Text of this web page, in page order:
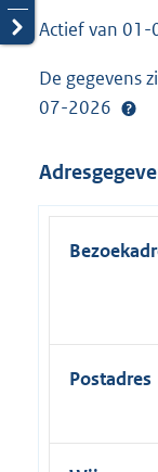
Actief van
De gegevens
07-2026
Postadres